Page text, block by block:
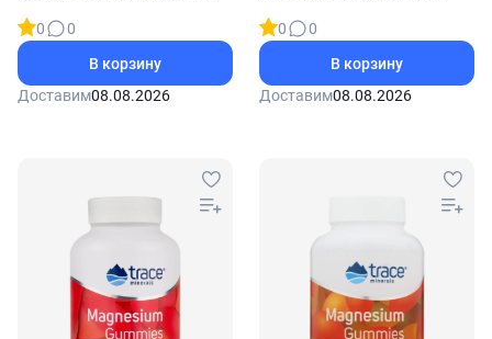
0
0
В корзину
Доставим08.08.2026
таблеток
0
0
В корзину
Доставим08.08.2026